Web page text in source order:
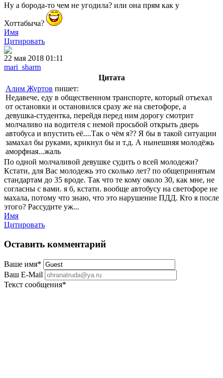
Ну а борода-то чем не угодила? или она прям как у
Хоттабыча?
Имя
Цитировать
22 мая 2018 01:11
mari_sharm
Цитата
Алим Журтов пишет:
Недавече, еду в общественном транспорте, который отъехал
от остановки и остановился сразу же на светофоре, а
девушка-студентка, перейдя перед ним дорогу смотрит
молчаливо на водителя с немой просьбой открыть дверь
автобуса и впустить её....Так о чём я?? Я бы в такой ситуации
замахал бы руками, крикнул бы и т.д. А нынешняя молодёжь
аморфная...жаль
По одной молчаливой девушке судить о всей молодежи?
Кстати, для Вас молодежь это сколько лет? по общепринятым
стандартам до 35 вроде. Так что те кому около 30, как мне, не
согласны с вами. я б, кстати. вообще автобусу на светофоре не
махала, потому что знаю, что это нарушение ПДД. Кто я после
этого? Рассудите уж...
Имя
Цитировать
Оставить комментарий
Ваше имя*
Ваш E-Mail
Текст сообщения*